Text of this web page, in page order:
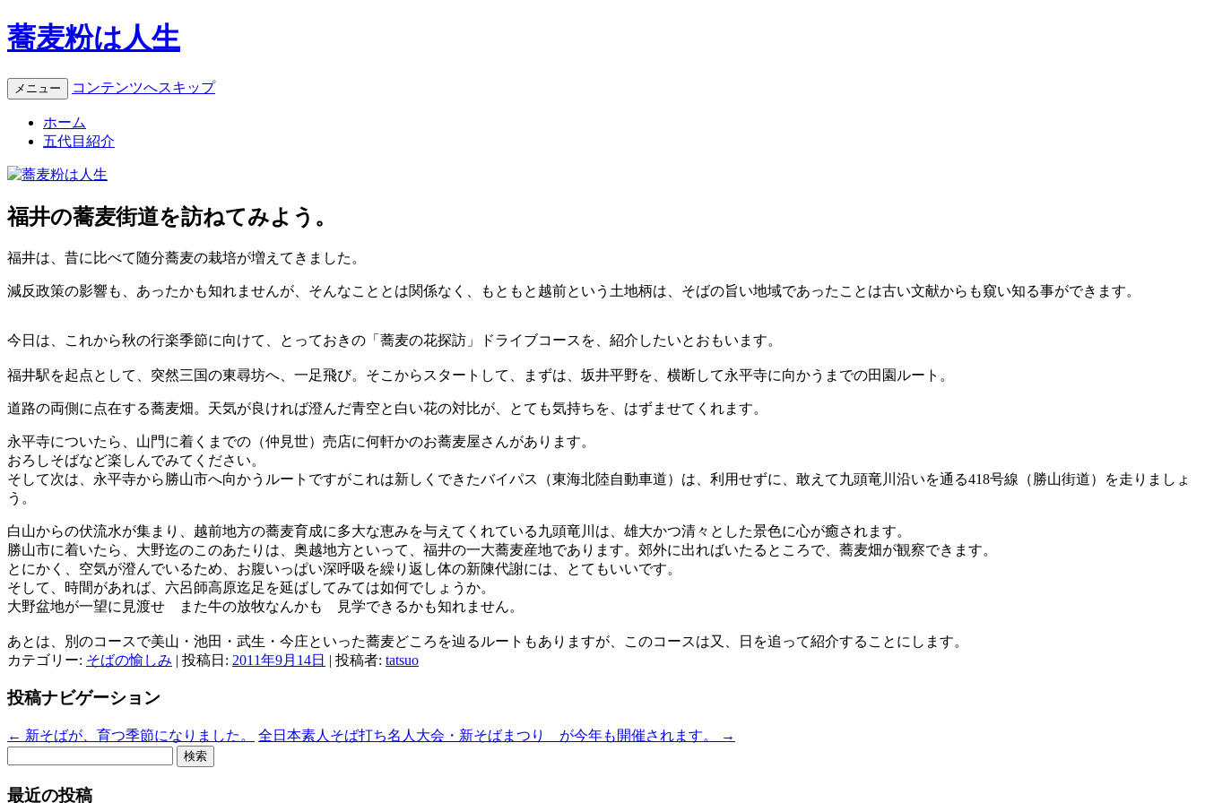
蕎麦粉は人生
メニュー コンテンツへスキップ
ホーム
五代目紹介
福井の蕎麦街道を訪ねてみよう。
福井は、昔に比べて随分蕎麦の栽培が増えてきました。
減反政策の影響も、あったかも知れませんが、そんなこととは関係なく、もともと越前という土地柄は、そばの旨い地域であったことは古い文献からも窺い知る事ができます。
今日は、これから秋の行楽季節に向けて、とっておきの「蕎麦の花探訪」ドライブコースを、紹介したいとおもいます。
福井駅を起点として、突然三国の東尋坊へ、一足飛び。そこからスタートして、 まずは、坂井平野を、横断して永平寺に向かうまでの田園ルート。
道路の両側に点在する蕎麦畑。天気が良ければ澄んだ青空と白い花の対比が、とても気持ちを、はずませてくれます。
永平寺についたら、山門に着くまでの（仲見世）売店に何軒かのお蕎麦屋さんがあります。
おろしそばなど楽しんでみてください。
そして次は、永平寺から勝山市へ向かうルートですがこれは新しくできたバイパス（東海北陸自動車道）は、利用せずに、敢えて九頭竜川沿いを通る418号線（勝山街道）を走りましょ
う。
白山からの伏流水が集まり、越前地方の蕎麦育成に多大な恵みを与えてくれている九頭竜川は、雄大かつ清々とした景色に心が癒されます。
勝山市に着いたら、大野迄のこのあたりは、奥越地方といって、福井の一大蕎麦産地であります。郊外に出ればいたるところで、蕎麦畑が観察できます。
とにかく、空気が澄んでいるため、お腹いっぱい深呼吸を繰り返し体の新陳代謝には、とてもいいです。
そして、時間があれば、六呂師高原迄足を延ばしてみては如何でしょうか。
大野盆地が一望に見渡せ また牛の放牧なんかも 見学できるかも知れません。
あとは、別のコースで美山・池田・武生・今庄といった蕎麦どころを辿るルートもありますが、このコースは又、日を追って紹介することにします。
カテゴリー: そばの愉しみ | 投稿日: 2011年9月14日 | 投稿者: tatsuo
投稿ナビゲーション
← 新そばが、育つ季節になりました。 全日本素人そば打ち名人大会・新そばまつり が今年も開催されます。
→
最近の投稿